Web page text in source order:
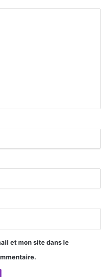
et mon site dans le